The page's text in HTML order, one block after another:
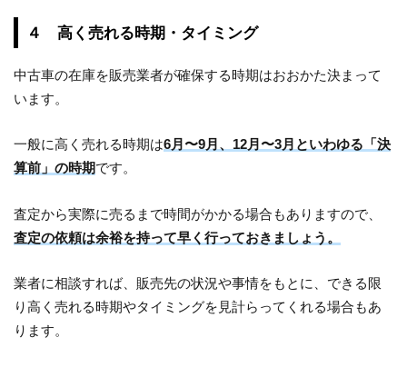
４ 高く売れる時期・タイミング
中古車の在庫を販売業者が確保する時期はおおかた決まって
います。
一般に高く売れる時期は6月〜9月、12月〜3月といわゆる「決
算前」の時期です。
査定から実際に売るまで時間がかかる場合もありますので、
査定の依頼は余裕を持って早く行っておきましょう。
業者に相談すれば、販売先の状況や事情をもとに、できる限
り高く売れる時期やタイミングを見計らってくれる場合もあ
ります。